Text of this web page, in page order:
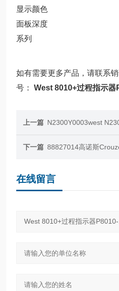
显示颜色
面板深度
系列
如有需要更多产品，请联系
号：West 8010+过程指示器
上一篇 N2300Y0003west
下一篇 88827014高诺斯
在线留言